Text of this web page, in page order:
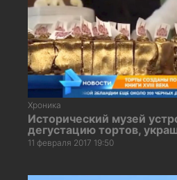
Хроника
Исторический музей
дегустацию тортов,
11 февраля 2017 19:50